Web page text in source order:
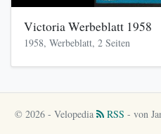
Victoria Werbeblatt 1958
1958, Werbeblatt, 2 Seiten
© 2026 - Velopedia RSS - von